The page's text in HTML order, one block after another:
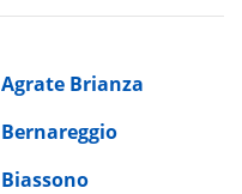
Agrate Brianza
Bernareggio
Biassono